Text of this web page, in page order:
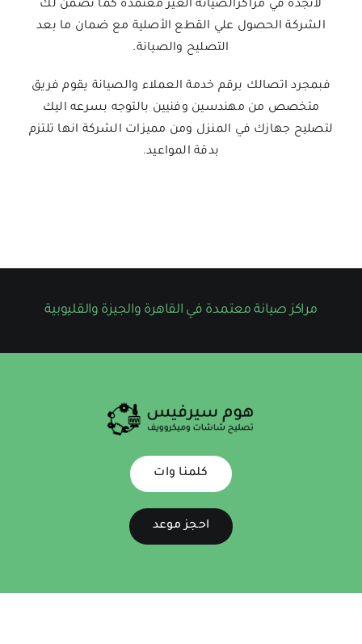
لاتجده في مراكزالصيانة الغير معتمدة كما تضمن لك
الشركة الحصول علي القطع الأصلية مع ضمان ما بعد
التصليح والصيانة.
فبمجرد اتصالك برقم خدمة العملاء والصيانة يقوم فريق
متخصص من مهندسين وفنيين بالتوجه بسرعه اليك
لتصليح جهازك في المنزل ومن مميزات الشركة انها تلتزم
بدقة المواعيد.
مراكز صيانة معتمدة في القاهرة والجيزة والقليوبية
كلمنا وات
احجز موعد